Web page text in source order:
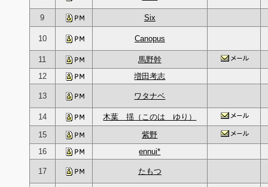
9 Six
10 Canopus
11
馬野幹
12
増田考志
13 ワタナベ
14
木葉 揺（このは ゆり）
15
紫野
16
ennui*
17 たもつ